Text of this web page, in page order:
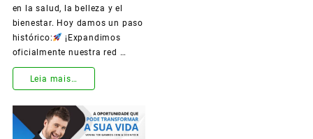
en la salud, la belleza y el
bienestar. Hoy damos un paso
histórico:
¡Expandimos
oficialmente nuestra red …
¡Ozonteck
Leia mais…